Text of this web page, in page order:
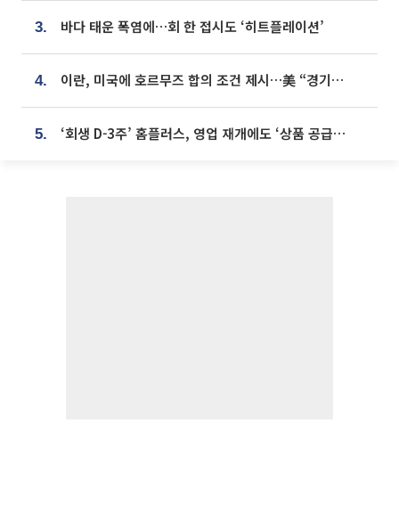
3. 바다 태운 폭염에…회 한 접시도 ‘히트플레이션’
4. 이란, 미국에 호르무즈 합의 조건 제시…美 “경기 아직 안 끝나” [종합]
5. ‘회생 D-3주’ 홈플러스, 영업 재개에도 ‘상품 공급망’ 복구가 생존 관건